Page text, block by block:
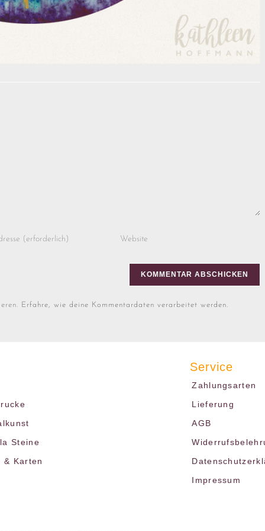
Erfahre, wie deine Kommentardaten verarbeitet werden.
Steine
& Karten
Service
Zahlungsarten
Lieferung
AGB
Impressum